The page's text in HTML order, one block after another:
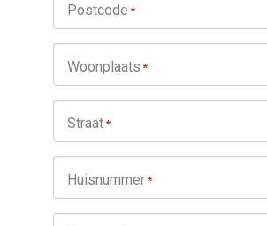
Postcode *
Woonplaats *
Straat*
Huisnummer*